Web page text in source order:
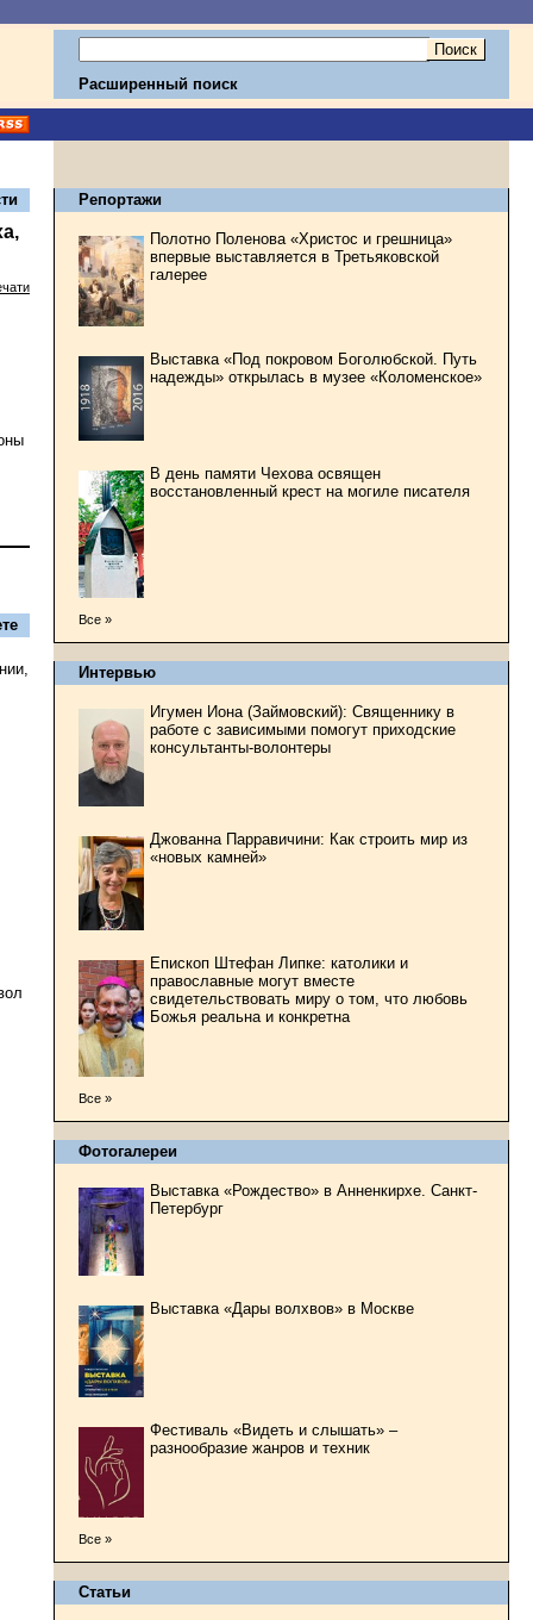
Расширенный поиск
Репортажи
Полотно Поленова «Христос и грешница»
впервые выставляется в Третьяковской
галерее
Выставка «Под покровом Боголюбской. Путь
надежды» открылась в музее «Коломенское»
В день памяти Чехова освящен
восстановленный крест на могиле писателя
Все »
Интервью
Игумен Иона (Займовский): Священнику в
работе с зависимыми помогут приходские
консультанты-волонтеры
Джованна Парравичини: Как строить мир из
«новых камней»
Епископ Штефан Липке: католики и
православные могут вместе
свидетельствовать миру о том, что любовь
Божья реальна и конкретна
Все »
Фотогалереи
Выставка «Рождество» в Анненкирхе. Санкт-
Петербург
Выставка «Дары волхвов» в Москве
Фестиваль «Видеть и слышать» –
разнообразие жанров и техник
Все »
Статьи